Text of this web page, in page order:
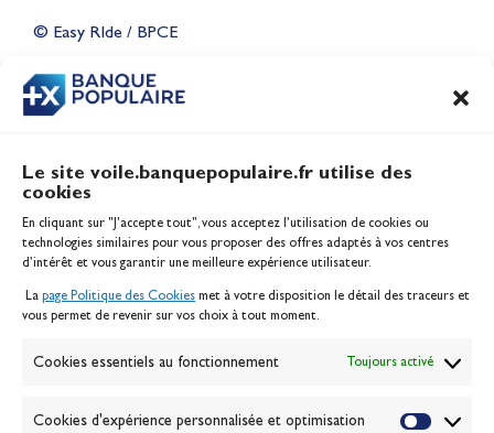
Le site voile.banquepopulaire.fr utilise des
cookies
En cliquant sur "J'accepte tout", vous acceptez l’utilisation de cookies ou
technologies similaires pour vous proposer des offres adaptés à vos centres
d’intérêt et vous garantir une meilleure expérience utilisateur.
La page Politique des Cookies met à votre disposition le détail des traceurs et
vous permet de revenir sur vos choix à tout moment.
Cookies essentiels au fonctionnement Toujours activé
Cookies d'expérience personnalisée et optimisation
© Easy RIde / BPCE
CONTENU
Jeux Olympiques 2028
Inscription serveur média
Contact
Politique des cookies
Banque de la voile
Passion Voile TV